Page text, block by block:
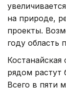
на природе,
проекты.
году область
рядом растут
Всего в пяти